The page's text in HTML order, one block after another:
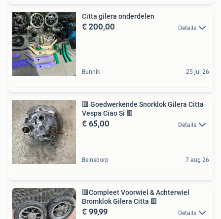
Citta gilera onderdelen
€ 200,00 Details
Bunnik 25 jul 26
🟥 Goedwerkende Snorklok Gilera Citta
Vespa Ciao Si 🟥
€ 65,00 Details
Beinsdorp 7 aug 26
🟥Compleet Voorwiel & Achterwiel
Bromklok Gilera Citta 🟥
€ 99,99 Details